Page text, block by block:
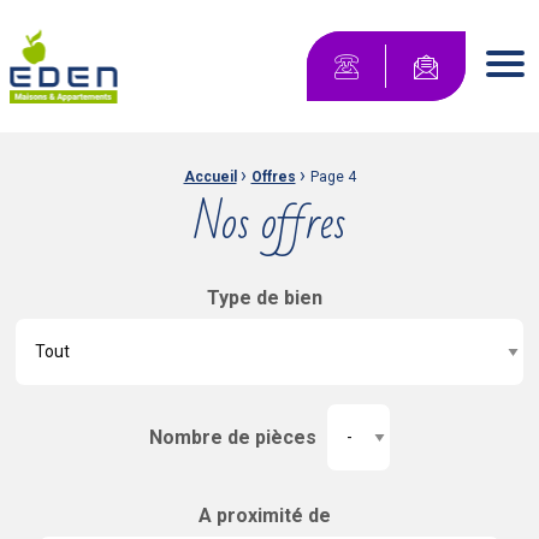
Maisons Eden Maisons & Appartements
Contactez-
Accueil › Offres › Page 4
Nos offres
Type de bien
Nombre de pièces
A proximité de